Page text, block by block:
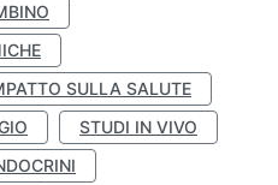
SULLA SALUTE
STUDI IN VIVO